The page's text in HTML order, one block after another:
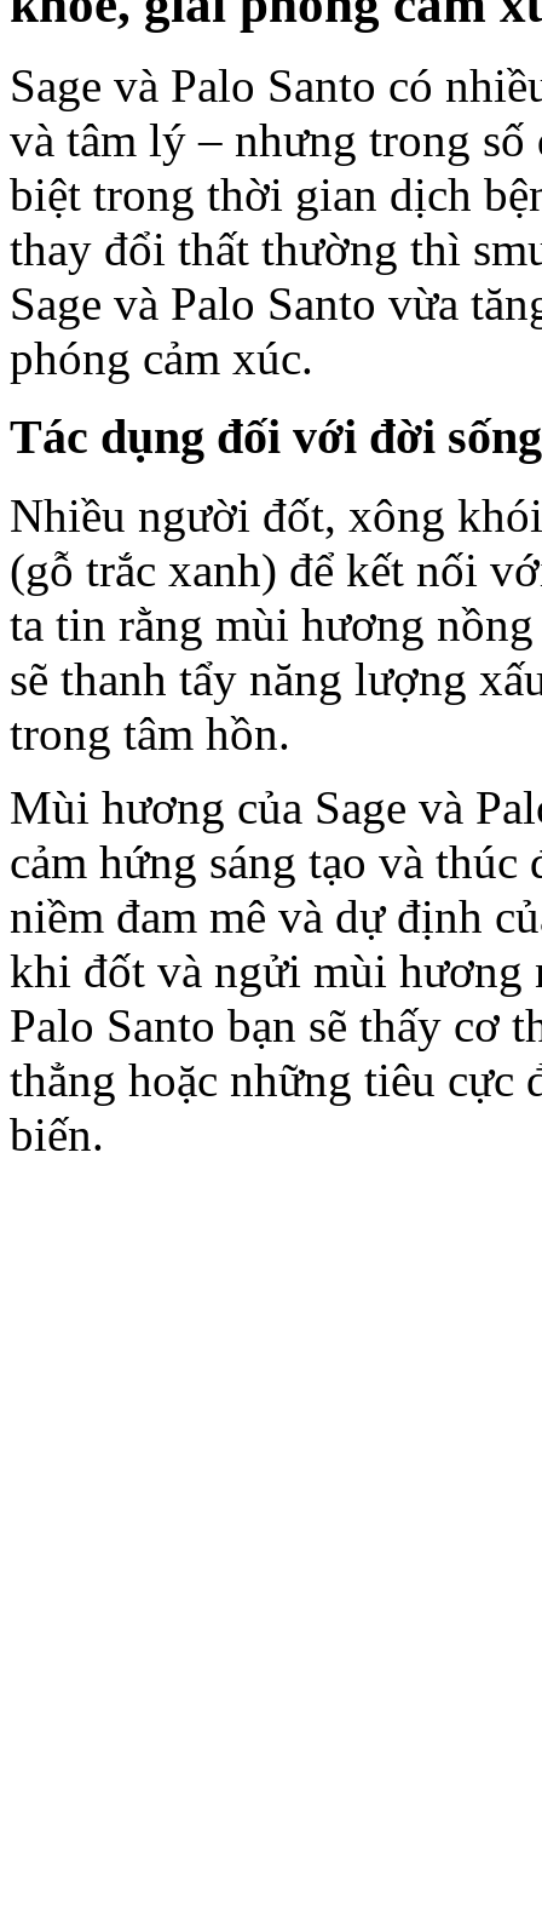
Sage và Palo Santo có
và tâm lý – nhưng trong
biệt trong thời gian dịch
thay đổi thất thường thì
Sage và Palo Santo vừa
phóng cảm xúc.
Tác dụng đối với đời
Nhiều người đốt, xông
(gỗ trắc xanh) để kết nối
ta tin rằng mùi hương
sẽ thanh tẩy năng lượng
trong tâm hồn.
Mùi hương của Sage và
cảm hứng sáng tạo và
niềm đam mê và dự định
khi đốt và ngửi mùi hương
Palo Santo bạn sẽ thấy cơ
thẳng hoặc những tiêu cực
biến.